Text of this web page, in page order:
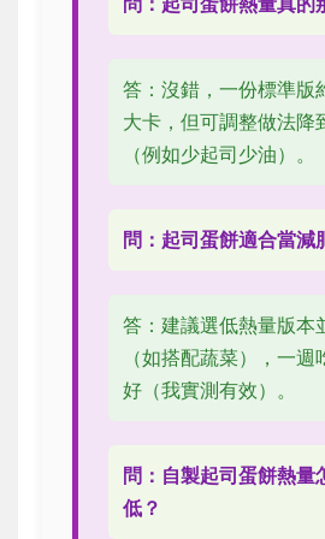
答：沒錯，一份標準
大卡，但可調整做法降
（例如少起司少油）。
問：起司蛋餅適合當減
答：建議選低熱量版本
（如搭配蔬菜），一
好（我實測有效）。
問：自製起司蛋餅熱量
低？